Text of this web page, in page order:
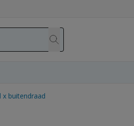
x buitendraad